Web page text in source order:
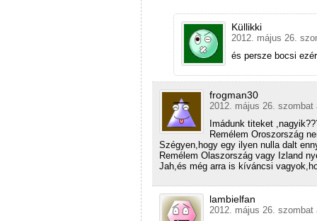
Küllikki
2012. május 26.
és persze bocsi
frogman30
2012. május 26. szombat
Imádunk titeket
Remélem Oroszország
Szégyen,hogy egy ilyen nulla dalt
Remélem Olaszország vagy Izland
Jah,és még arra is kíváncsi
lambielfan
2012. május 26. szombat